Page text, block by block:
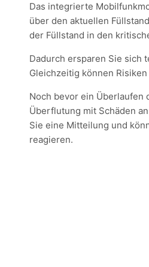
Das integrierte
über den aktuellen
der Füllstand in den
Dadurch ersparen Sie sich
Gleichzeitig können
Noch bevor ein Überlaufen
Überflutung mit Schäden
Sie eine Mitteilung und
reagieren.